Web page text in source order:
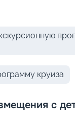
круиза
с